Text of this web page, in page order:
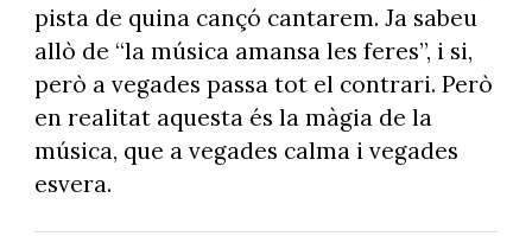
pista de quina cançó cantarem. Ja sabeu
allò de “la música amansa les feres”, i si,
però a vegades passa tot el contrari. Però
en realitat aquesta és la màgia de la
música, que a vegades calma i vegades
esvera.